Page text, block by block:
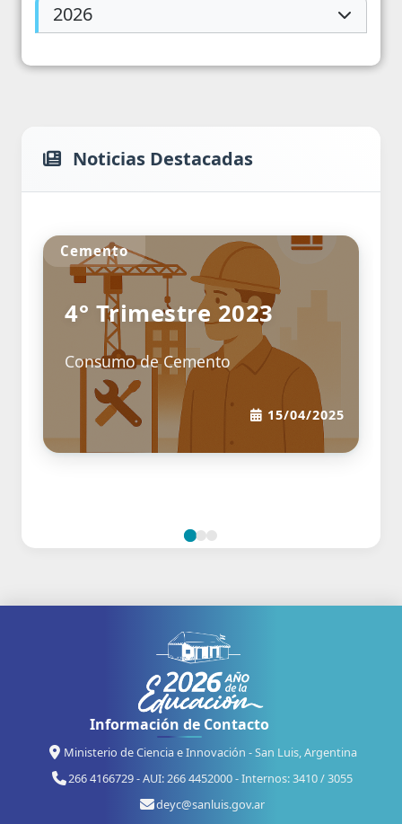
2026
Noticias Destacadas
Trimestre 2023
de Cemento
15/04/2025
Información de Contacto
Ministerio de Ciencia e Innovación - San Luis, Argentina
266 4166729 - AUI: 266 4452000 - Internos: 3410 / 3055
deyc@sanluis.gov.ar